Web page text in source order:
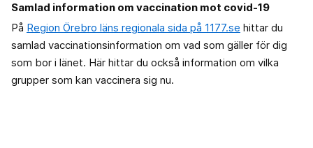
Samlad information om vaccination mot covid-19
På Region Örebro läns regionala sida på 1177.se hittar du
samlad vaccinationsinformation om vad som gäller för dig
som bor i länet. Här hittar du också information om vilka
grupper som kan vaccinera sig nu.